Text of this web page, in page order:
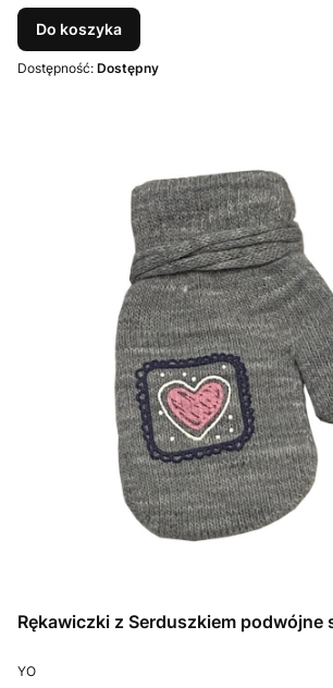
Do koszyka
Dostępność: Dostępny
Rękawiczki z Serduszkiem podwójne
PRODUCENT
YO